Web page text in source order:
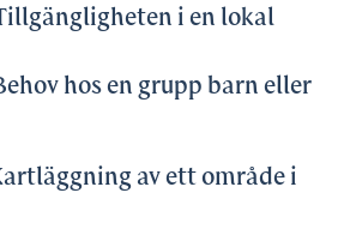
i en lokal
hos en grupp barn eller
av ett område i